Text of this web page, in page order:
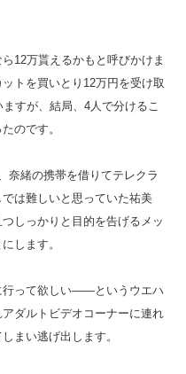
12万貰えるかもと呼びかけま
トを買いとり12万円を受け取
すが、結局、4人で分けるこ
のです。
奈緒の携帯を借りてテレクラ
は難しいと思っていた祐美
しっかりと目的を告げるメッ
します。
って欲しい――というウエハ
ダルトビデオコーナーに連れ
まい逃げ出します。